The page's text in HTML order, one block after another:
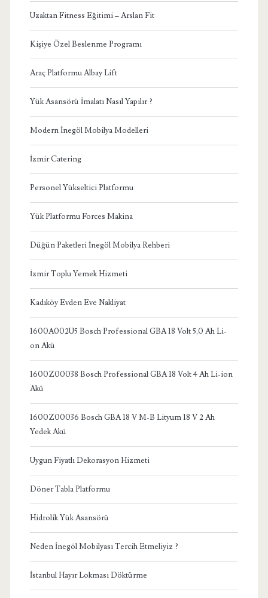
Uzaktan Fitness Eğitimi – Arslan Fit
Kişiye Özel Beslenme Programı
Araç Platformu Albay Lift
Yük Asansörü İmalatı Nasıl Yapılır ?
Modern İnegöl Mobilya Modelleri
İzmir Catering
Personel Yükseltici Platformu
Yük Platformu Forces Makina
Düğün Paketleri İnegöl Mobilya Rehberi
İzmir Toplu Yemek Hizmeti
Kadıköy Evden Eve Nakliyat
1600A002U5 Bosch Professional GBA 18 Volt 5,0 Ah Li-
on Akü
1600Z00038 Bosch Professional GBA 18 Volt 4 Ah Li-ion
Akü
1600Z00036 Bosch GBA 18 V M-B Lityum 18 V 2 Ah
Yedek Akü
Uygun Fiyatlı Dekorasyon Hizmeti
Döner Tabla Platformu
Hidrolik Yük Asansörü
Neden İnegöl Mobilyası Tercih Etmeliyiz ?
İstanbul Hayır Lokması Döktürme